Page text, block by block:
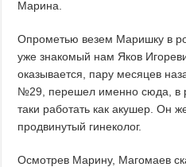
Марина.
Опрометью везем Маришку в
уже знакомый нам Яков
оказывается, пару месяцев
№29, перешел именно сюда, в
таки работать как акушер. Он
продвинутый гинеколог.
Осмотрев Марину, Магомаев